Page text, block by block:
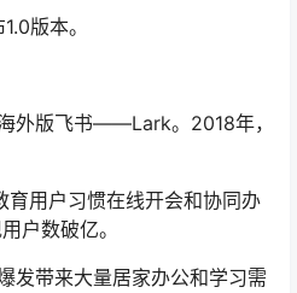
版本。
外版飞书——Lark。2018年，
育用户习惯在线开会和协同办
户数破亿。
发带来大量居家办公和学习需